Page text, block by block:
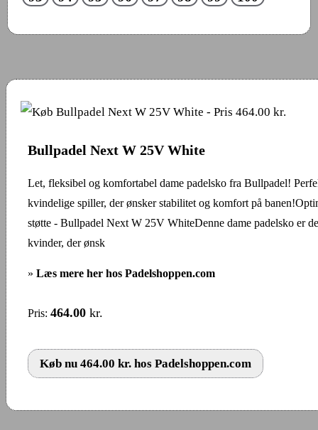
Bullpadel Next W 25V White
Let, fleksibel og komfortabel dame padelsko fra Bullpadel!
kvindelige spiller, der ønsker stabilitet og komfort på
støtte - Bullpadel Next W 25V WhiteDenne dame padelsko er
kvinder, der ønsk
» Læs mere her hos Padelshoppen.com
Pris: 464.00 kr.
Køb nu 464.00 kr. hos Padelshoppen.com